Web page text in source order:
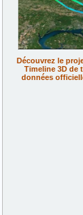
Découvrez le
Timeline 3D de
données